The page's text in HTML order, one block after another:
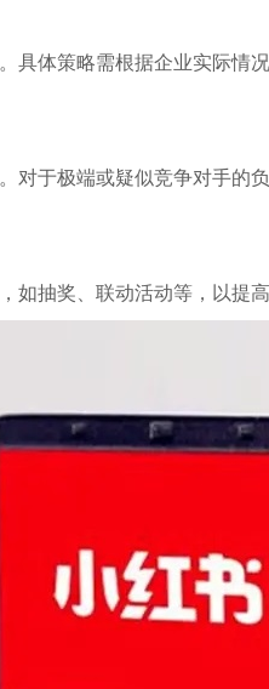
具体策略需根据企业实际情况
于极端或疑似竞争对手的
抽奖、联动活动等，以提高